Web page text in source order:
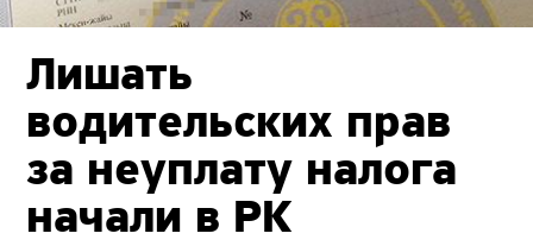
Лишать
водительских прав
за неуплату налога
начали в РК